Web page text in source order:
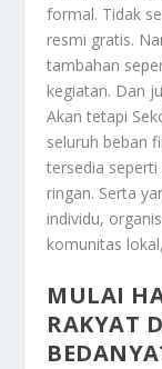
formal. Tidak
resmi gratis.
tambahan
kegiatan. Dan
Akan tetapi
seluruh beban
tersedia
ringan. Serta
individu,
komunitas
MULAI
RAKYAT